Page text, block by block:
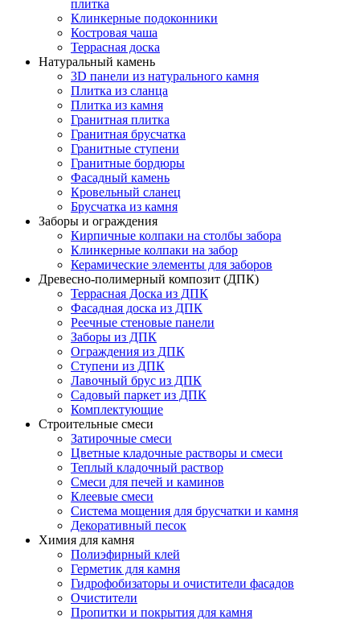
плитка
Клинкерные подоконники
Костровая чаша
Террасная доска
Натуральный камень
3D панели из натурального камня
Плитка из сланца
Плитка из камня
Гранитная плитка
Гранитная брусчатка
Гранитные ступени
Гранитные бордюры
Фасадный камень
Кровельный сланец
Брусчатка из камня
Заборы и ограждения
Кирпичные колпаки на столбы забора
Клинкерные колпаки на забор
Керамические элементы для заборов
Древесно-полимерный композит (ДПК)
Террасная Доска из ДПК
Фасадная доска из ДПК
Реечные стеновые панели
Заборы из ДПК
Ограждения из ДПК
Ступени из ДПК
Лавочный брус из ДПК
Садовый паркет из ДПК
Комплектующие
Строительные смеси
Затирочные смеси
Цветные кладочные растворы и смеси
Теплый кладочный раствор
Смеси для печей и каминов
Клеевые смеси
Система мощения для брусчатки и камня
Декоративный песок
Химия для камня
Полиэфирный клей
Герметик для камня
Гидрофобизаторы и очистители фасадов
Очистители
Пропитки и покрытия для камня